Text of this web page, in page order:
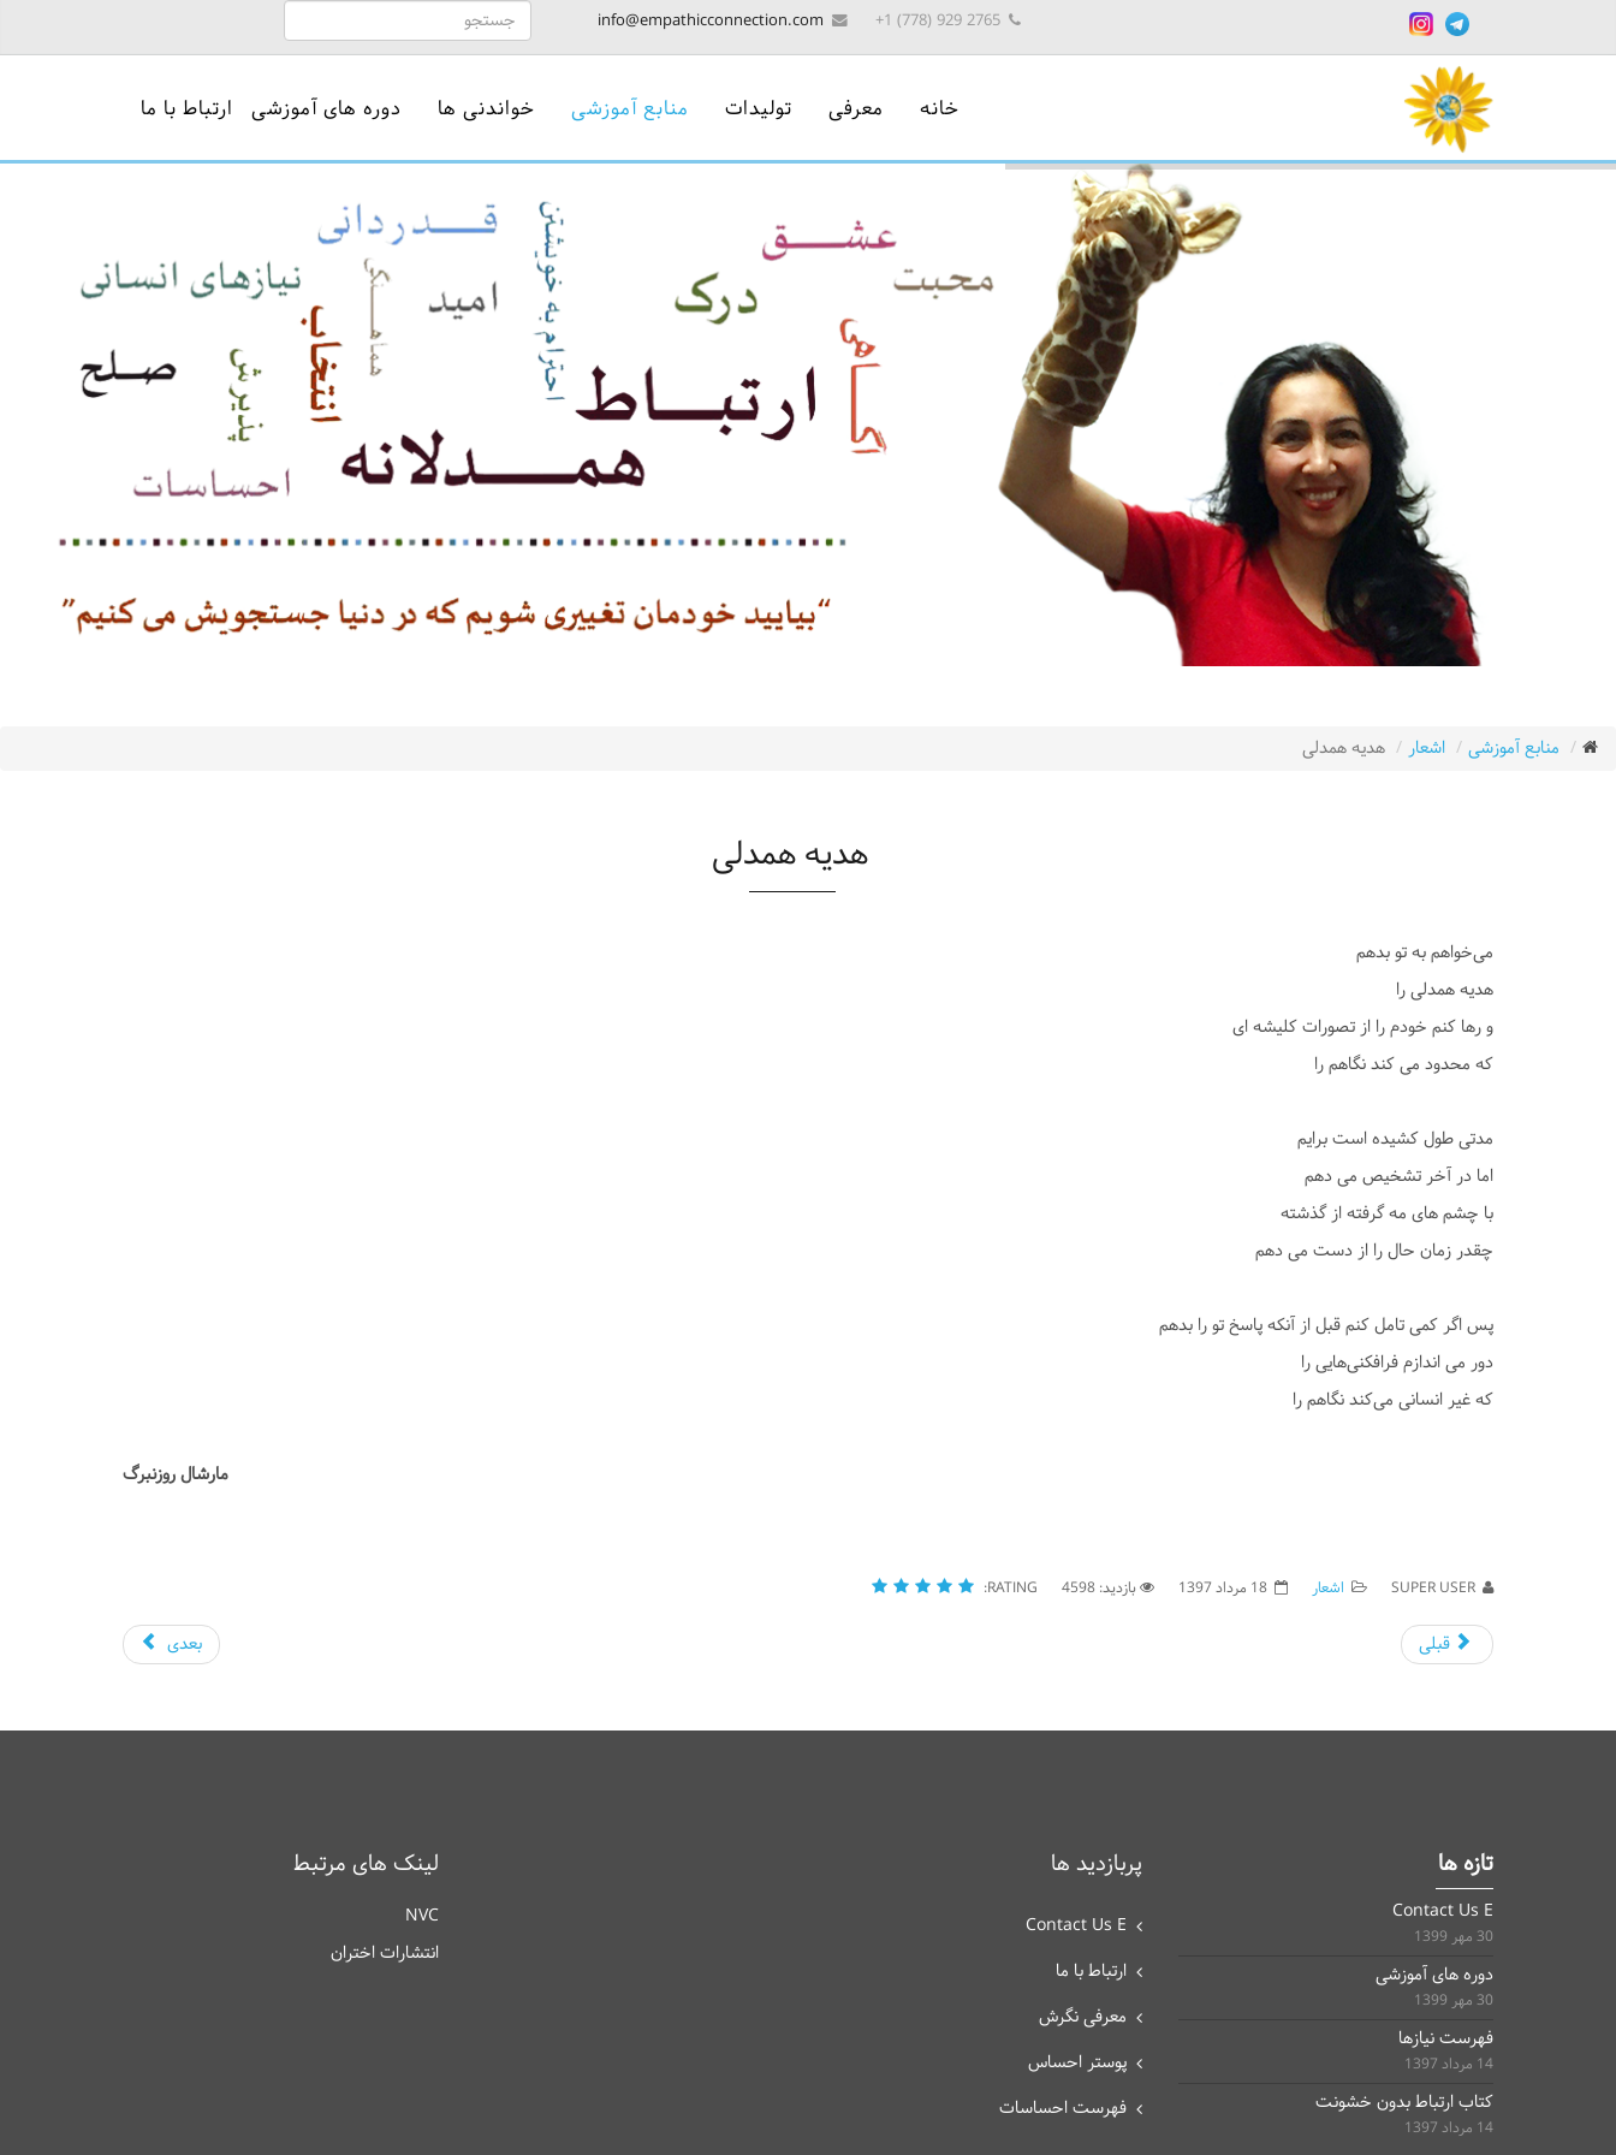
info@empathicconnection.com
خانه معرفی تولیدات منابع آموزشی خواندنی ها دوره های آموزشی ارتباط با ما
منابع آموزشی اشعار هدیه همدلی
هدیه همدلی
می‌خواهم به تو بدهم
هدیه همدلی را
و رها کنم خودم را از تصورات کلیشه ای
که محدود می کند نگاهم را
مدتی طول کشیده است برایم
اما در آخر تشخیص می دهم
با چشم های مه گرفته از گذشته
چقدر زمان حال را از دست می دهم
پس اگر کمی تامل کنم قبل از آنکه پاسخ تو را بدهم
دور می اندازم فرافکنی‌هایی را
که غیر انسانی می‌کند نگاهم را
مارشال روزنبرگ
SUPER USER اشعار 18 مرداد 1397 بازدید: 4598 RATING:
قبلی بعدی
تازه ها
Contact Us E
30 مهر 1399
دوره های آموزشی
30 مهر 1399
فهرست نیازها
14 مرداد 1397
کتاب ارتباط بدون خشونت
14 مرداد 1397
پربازدید ها
Contact Us E
ارتباط با ما
معرفی نگرش
پوستر احساس
فهرست احساسات
لینک های مرتبط
NVC
انتشارات اختران